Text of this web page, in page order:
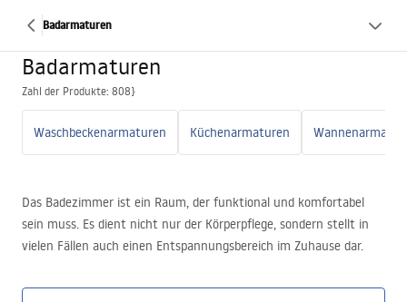
Badarmaturen
Badarmaturen
Zahl der Produkte: 808}
Waschbeckenarmaturen Küchenarmaturen
Das Badezimmer ist ein Raum, der funktional und komfortabel
sein muss. Es dient nicht nur der Körperpflege, sondern stellt in
vielen Fällen auch einen Entspannungsbereich im Zuhause dar.
zusätzlicher Ausstattung wichtig, sondern auch die passende